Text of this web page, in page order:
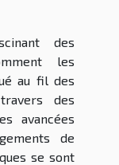
des
les
au fil des
des
avancées
de
se sont